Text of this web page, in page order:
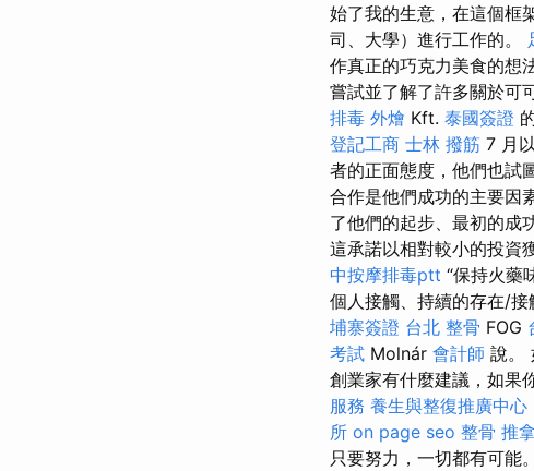
始了我的生意，在這個框
司、大學）進行工作的。
作真正的巧克力美食的想
嘗試並了解了許多關於可
排毒 外燴 Kft. 泰國簽證
登記工商 士林 撥筋 7 月
者的正面態度，他們也試
合作是他們成功的主要因
了他們的起步、最初的成
這承諾以相對較小的投資
中按摩排毒ptt “保持火藥
個人接觸、持續的存在/接
埔寨簽證 台北 整骨 FOG
考試 Molnár 會計師 說。
創業家有什麼建議，如果
服務 養生與整復推廣中心
所 on page seo 整骨 推拿
只要努力，一切都有可能